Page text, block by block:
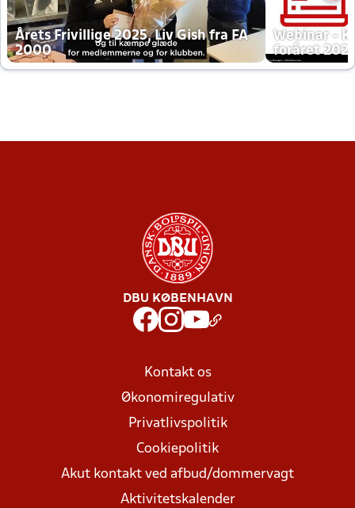
Årets Frivillige 2025, Liv Gish fra FA
2000
Webinar -
foråret
DBU KØBENHAVN
Kontakt os
Økonomiregulativ
Privatlivspolitik
Cookiepolitik
Akut kontakt ved afbud/dommervagt
Aktivitetskalender